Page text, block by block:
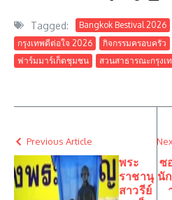
Tagged: Bangkok Bestival 2026
กรุงเทพดีต่อใจ 2026
กิจกรรมครอบครัว
ฟาร์มมาร์เก็ตชุมชน
สวนสาธารณะกรุงเ
Previous Article
พระ
ราชานุ
สาวรีย์
ซ
นั